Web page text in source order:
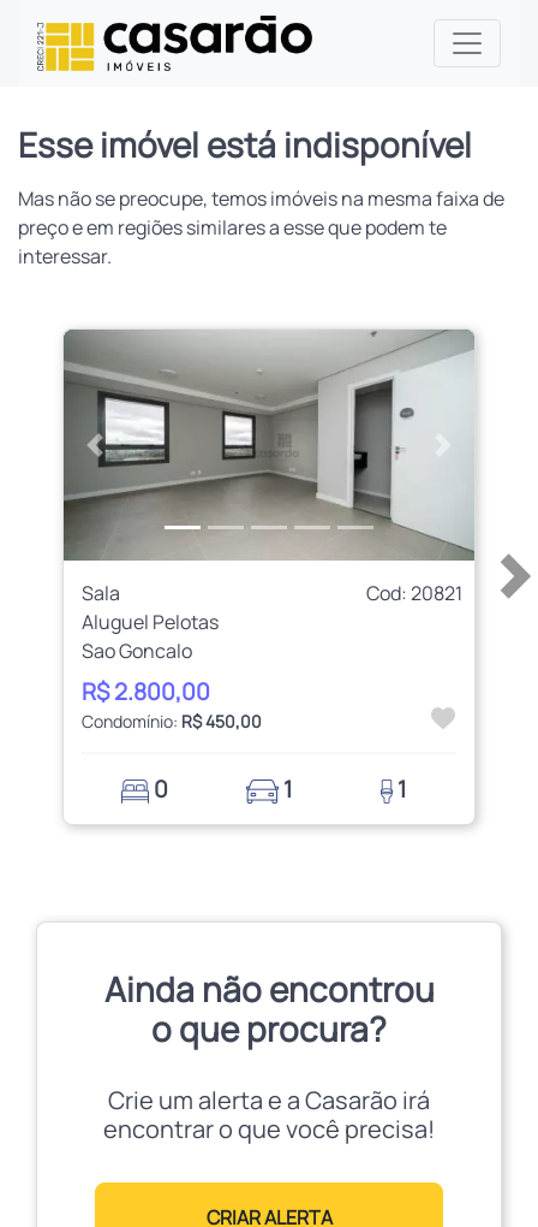
Esse imóvel está indisponível
Mas não se preocupe, temos imóveis na mesma faixa de
preço e em regiões similares a esse que podem te
interessar.
Anterior
Sala
Cod: 20821
Aluguel Pelotas
Sao Goncalo
R$ 2.800,00
Condomínio: R$ 450,00
0 1 1
Ainda não encontrou
o que procura?
Crie um alerta e a Casarão irá
encontrar o que você precisa!
CRIAR ALERTA